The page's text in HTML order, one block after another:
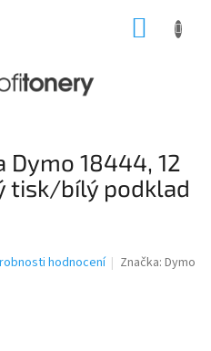
18444, 12
tisk/bílý podklad
hodnocení Značka:Dymo